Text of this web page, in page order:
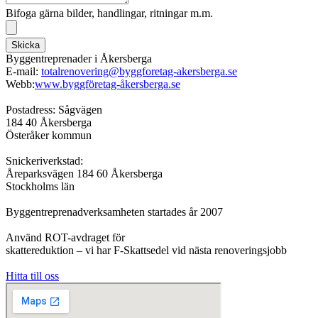
Bifoga gärna bilder, handlingar, ritningar m.m.
Skicka
Byggentreprenader i Åkersberga
E-mail: totalrenovering@byggforetag-akersberga.se
Webb:www.byggföretag-åkersberga.se
Postadress: Sågvägen
184 40 Åkersberga
Österåker kommun
Snickeriverkstad:
Åreparksvägen 184 60 Åkersberga
Stockholms län
Byggentreprenadverksamheten startades år 2007
Använd ROT-avdraget för
skattereduktion – vi har F-Skattsedel vid nästa renoveringsjobb
Hitta till oss